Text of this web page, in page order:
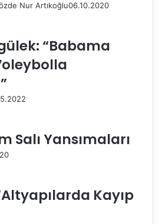
Nur Artıkoğlu06.10.2020
“Babama
Salı Yansımaları
Kayıp